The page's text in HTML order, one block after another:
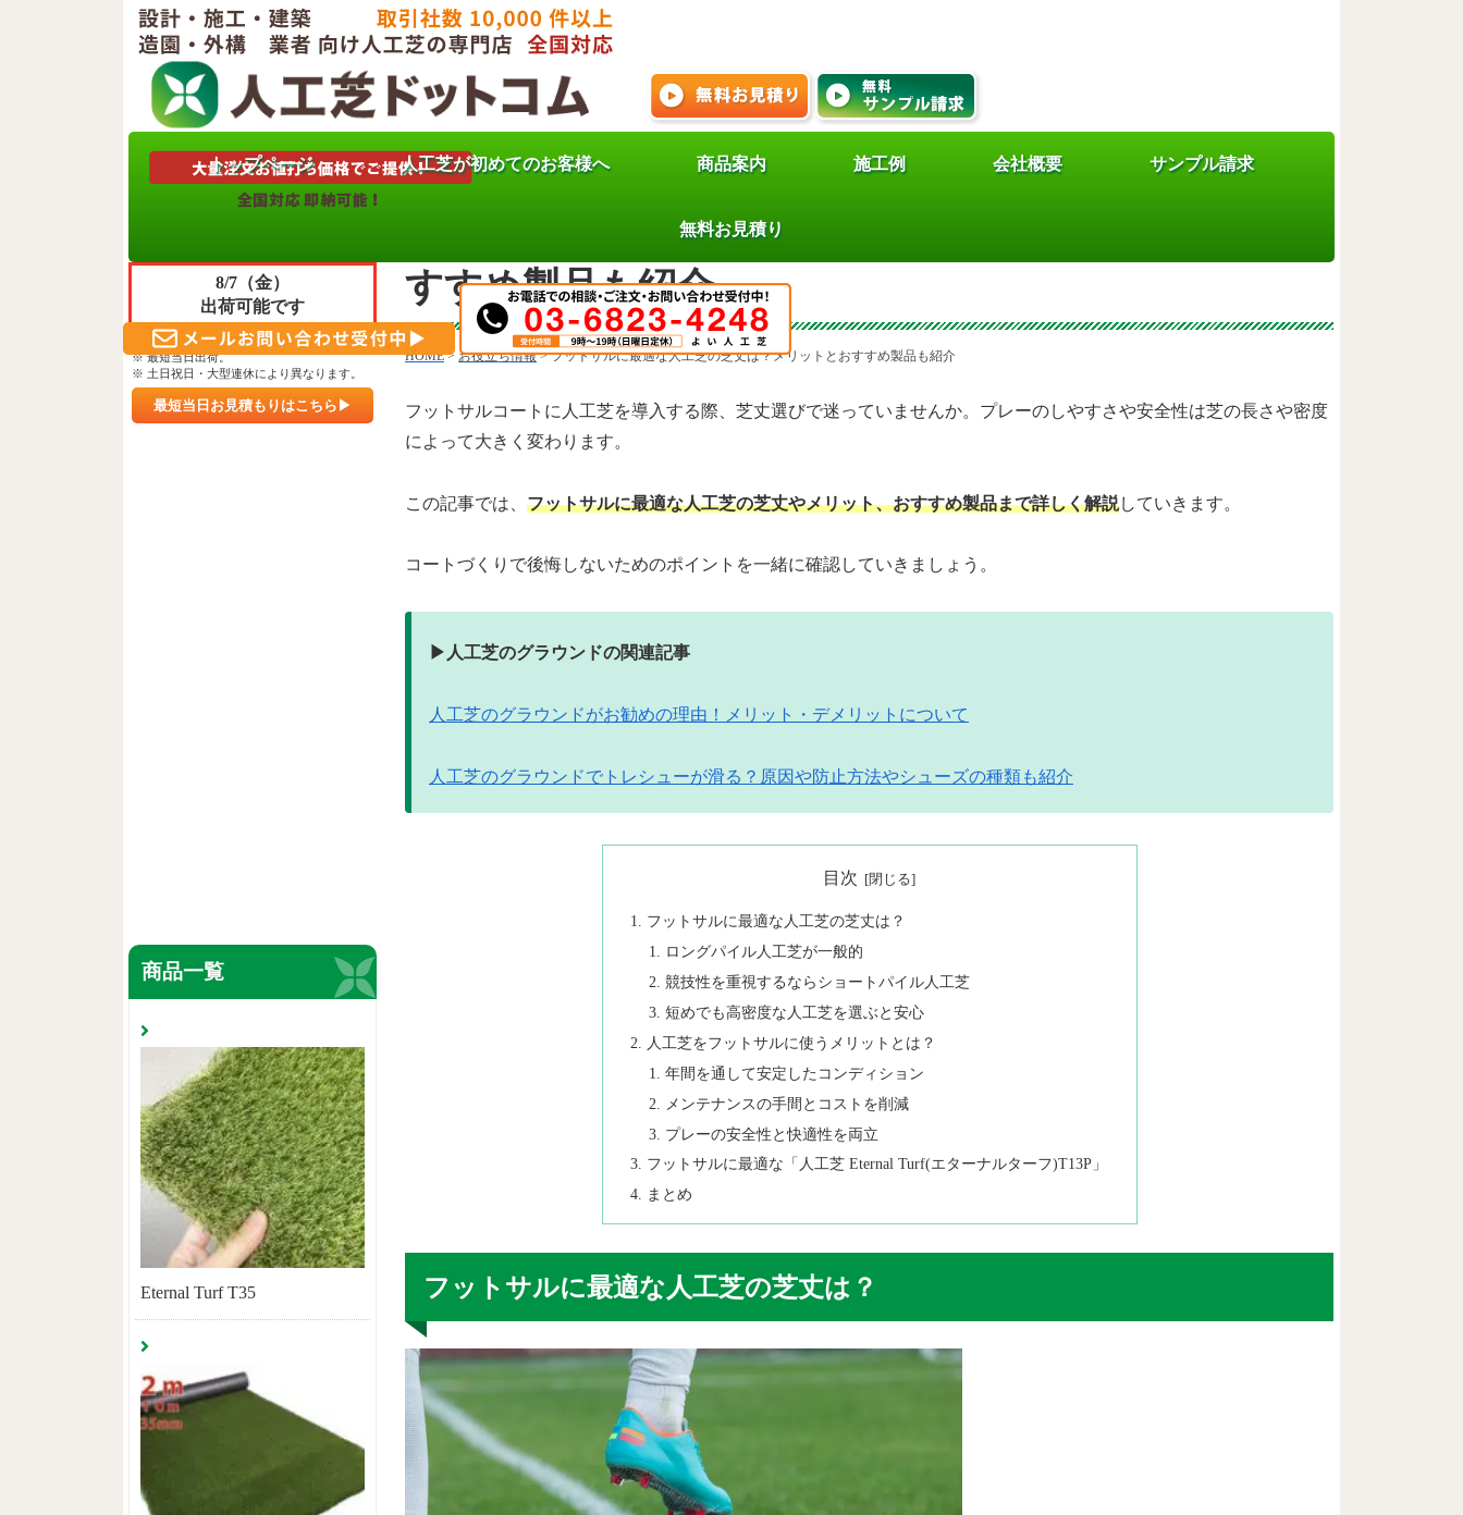
トップページ 人工芝が初めてのお客様へ 商品案内 施工例 会社概要 サンプル請求
無料お見積り
フットサルに最適な人工芝の芝丈は？メリットとお
すすめ製品も紹介
HOME> お役立ち情報>フットサルに最適な人工芝の芝丈は？メリットとおすすめ製品も紹介
フットサルコートに人工芝を導入する際、芝丈選びで迷っていませんか。プレーのしやすさや安全性は芝の長さや密度
によって大きく変わります。
この記事では、 フットサルに最適な人工芝の芝丈やメリット、おすすめ製品まで詳しく解説していきます。
コートづくりで後悔しないためのポイントを一緒に確認していきましょう。
▶︎人工芝のグラウンドの関連記事
人工芝のグラウンドがお勧めの理由！メリット・デメリットについて
人工芝のグラウンドでトレシューが滑る？原因や防止方法やシューズの種類も紹介
目次
フットサルに最適な人工芝の芝丈は？
ロングパイル人工芝が一般的
競技性を重視するならショートパイル人工芝
短めでも高密度な人工芝を選ぶと安心
人工芝をフットサルに使うメリットとは？
年間を通して安定したコンディション
メンテナンスの手間とコストを削減
プレーの安全性と快適性を両立
フットサルに最適な「人工芝 Eternal Turf(エターナルターフ)T13P」
まとめ
フットサルに最適な人工芝の芝丈は？
8/7（金）
出荷可能です
※ 午前10時30分までのご入金確認。
※ 最短当日出荷。
※ 土日祝日・大型連休により異なります。
最短当日お見積もりはこちら▶
商品一覧
Eternal Turf T35